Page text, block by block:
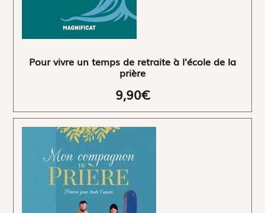
Pour vivre un temps de retraite à l'école de la
prière
9,90€